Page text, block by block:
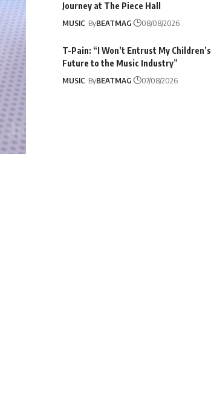
Journey at The Piece Hall
MUSIC ByBEATMAG 08/08/2026
T-Pain: “I Won’t Entrust My Children’s
Future to the Music Industry”
MUSIC ByBEATMAG 07/08/2026